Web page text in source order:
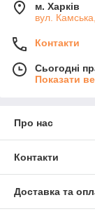
м. Харків
вул.
Контакти
Сьогодні
Показати
Про нас
Контакти
Доставка та